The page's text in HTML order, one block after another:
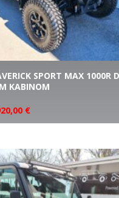
SPORT MAX 1000R
KABINOM
€